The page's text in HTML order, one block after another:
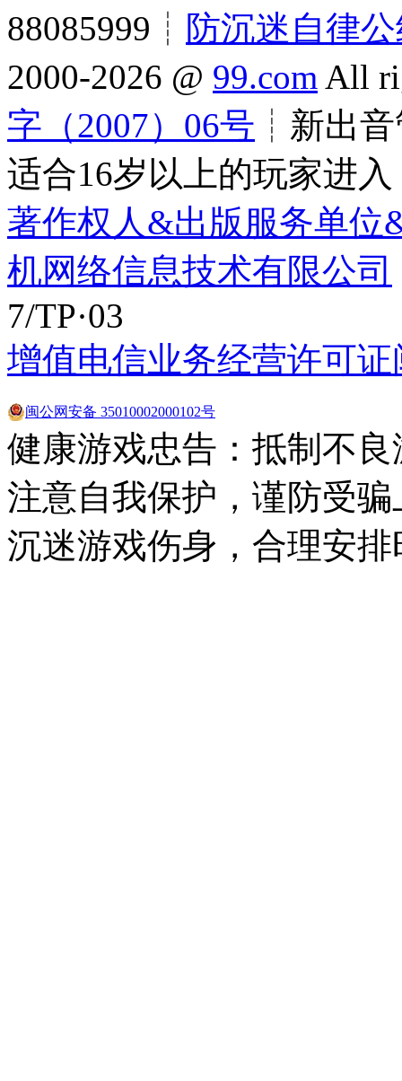
88085999┊ 防沉迷自律
2000-2026 @ 99.com All
字（2007）06号 ┊新出
适合16岁以上的玩家进入
著作权人&出版服务单位
机网络信息技术有限公司
7/TP·03
增值电信业务经营许可证
闽公网安备 35010002000102号
健康游戏忠告：抵制不
注意自我保护，谨防受
沉迷游戏伤身，合理安